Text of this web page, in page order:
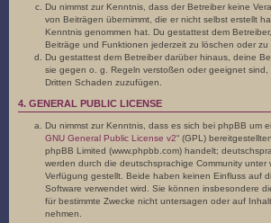
Du nimmst zur Kenntnis, dass der Betreiber keine
von Beiträgen übernimmt, die er nicht selbst erstellt
Kenntnis genommen hat. Du gestattest dem
Beiträge und Funktionen jederzeit zu löschen oder zu
Du gestattest dem Betreiber darüber hinaus, deine
sie gegen o. g. Regeln verstoßen oder geeignet sind,
Dritten Schaden zuzufügen.
4. GENERAL PUBLIC LICENSE
Du nimmst zur Kenntnis, dass es sich bei phpBB um
GNU General Public License v2“ (GPL)
phpBB Limited (www.phpbb.com) handelt;
werden durch die deutschsprachige Community unter
Verfügung gestellt. Beide haben keinen Einfluss auf
Software verwendet wird. Sie können insbesondere
für bestimmte Zwecke nicht untersagen oder auf
nehmen.